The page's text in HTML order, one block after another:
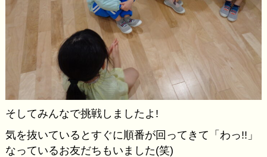
そしてみんなで挑戦しましたよ!
気を抜いているとすぐに順番が回ってきて「わっ!!」
なっているお友だちもいました(笑)